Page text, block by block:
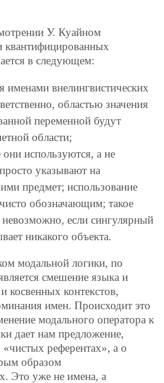
У. Куайном
квантифицированных
в следующем:
именами внелингвистических
областью значения
переменной будут
области;
они используются, а не
указывают на
предмет; использование
обозначающим; такое
невозможно, если сингулярный
никакого объекта.
модальной логики, по
смешение языка и
косвенных контекстов,
имен. Происходит это
модального оператора к
дает нам предложение,
референтах», а о
образом
Это уже не имена, а